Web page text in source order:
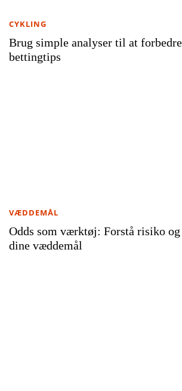
Brug simple analyser til at
bettingtips
CYKLING
Odds som værktøj: Forstå risiko
dine væddemål
VÆDDEMÅL